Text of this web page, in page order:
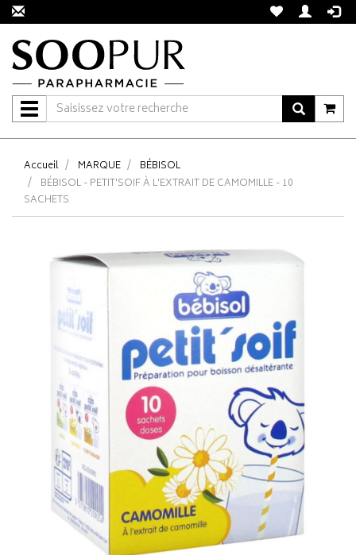
Navigation
Accueil MARQUE
BÉBISOL
BÉBISOL - PETIT'SOIF À L'EXTRAIT DE CAMOMILLE - 10
SACHETS